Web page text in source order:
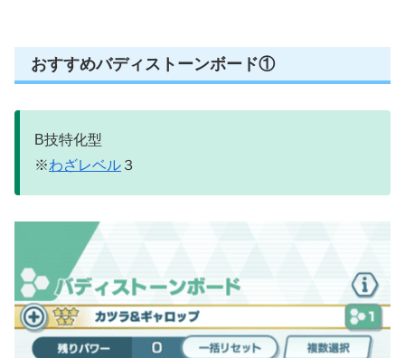
おすすめバディストーンボード①
B技特化型
※わざレベル ３